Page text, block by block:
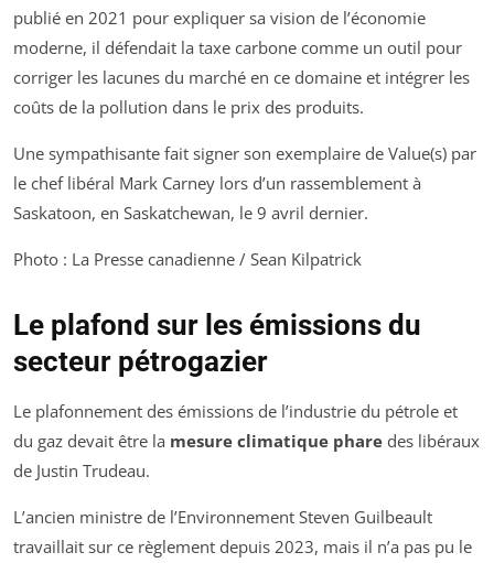
publié en 2021 pour expliquer sa vision de l’économie
moderne, il défendait la taxe carbone comme un outil pour
corriger les lacunes du marché en ce domaine et intégrer les
coûts de la pollution dans le prix des produits.
Une sympathisante fait signer son exemplaire de Value(s) par
le chef libéral Mark Carney lors d’un rassemblement à
Saskatoon, en Saskatchewan, le 9 avril dernier.
Photo : La Presse canadienne / Sean Kilpatrick
Le plafond sur les émissions du
secteur pétrogazier
Le plafonnement des émissions de l’industrie du pétrole et
du gaz devait être la mesure climatique phare des libéraux
de Justin Trudeau.
L’ancien ministre de l’Environnement Steven Guilbeault
travaillait sur ce règlement depuis 2023, mais il n’a pas pu le